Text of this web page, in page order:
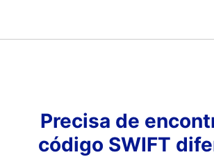
Precisa de
código SWIFT